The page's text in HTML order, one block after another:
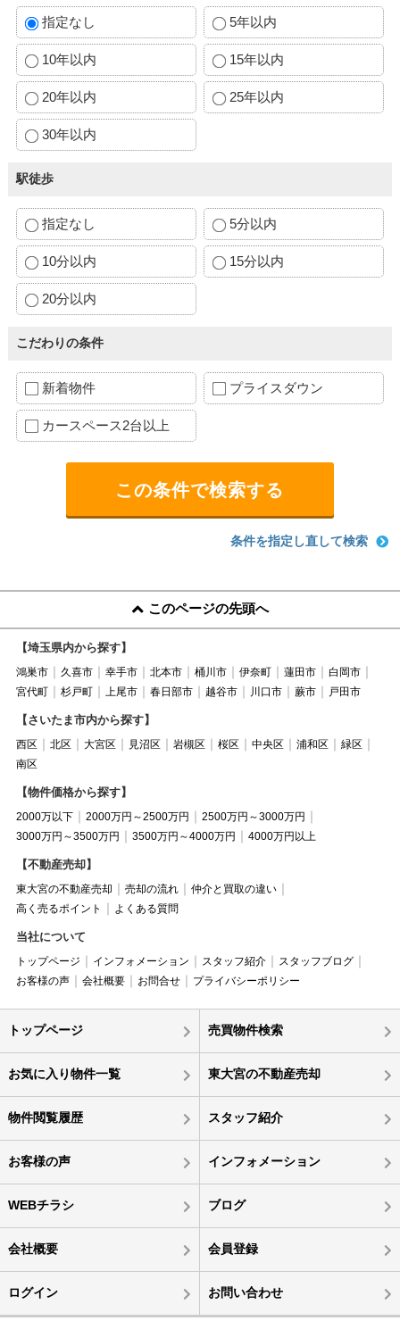
指定なし 5年以内
10年以内 15年以内
20年以内 25年以内
30年以内
駅徒歩
指定なし 5分以内
10分以内 15分以内
20分以内
こだわりの条件
新着物件 プライスダウン
カースペース2台以上
条件を指定し直して検索
このページの先頭へ
【埼玉県内から探す】
鴻巣市 久喜市 幸手市 北本市 桶川市 伊奈町 蓮田市
白岡市
宮代町
杉戸町 上尾市 春日部市 越谷市 川口市 蕨市 戸田市
【さいたま市内から探す】
西区 北区 大宮区 見沼区 岩槻区 桜区 中央区 浦和区
緑区
南区
【物件価格から探す】
2000万以下 2000万円～2500万円
2500万円～3000万円
3000万円～3500万円
3500万円～4000万円 4000万円以上
【不動産売却】
東大宮の不動産売却 売却の流れ
仲介と買取の違い
高く売るポイント
よくある質問
当社について
トップページ インフォメーション スタッフ紹介
スタッフブログ
お客様の声
会社概要 お問合せ プライバシーポリシー
トップページ 売買物件検索
お気に入り物件一覧 東大宮の不動産売却
物件閲覧履歴 スタッフ紹介
お客様の声 インフォメーション
WEBチラシ ブログ
会社概要 会員登録
ログイン お問い合わせ